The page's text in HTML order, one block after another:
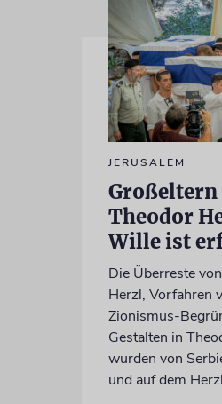
JERUSALEM
Großeltern
Theodor
Wille ist
Die Überreste
Herzl, Vorfahren
Zionismus-
Gestalten in
wurden von
und auf dem